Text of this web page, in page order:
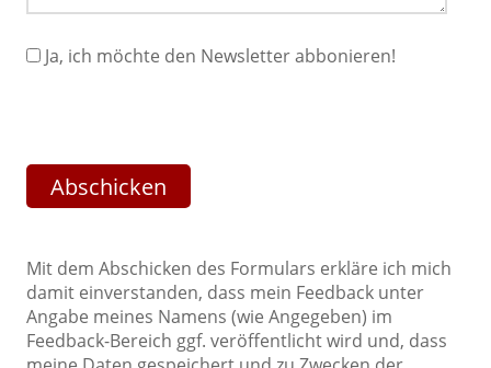
Ja, ich möchte den Newsletter abbonieren!
Mit dem Abschicken des Formulars erkläre ich mich
damit einverstanden, dass mein Feedback unter
Angabe meines Namens (wie Angegeben) im
Feedback-Bereich ggf. veröffentlicht wird und, dass